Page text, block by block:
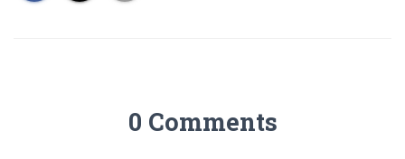
0 Comments